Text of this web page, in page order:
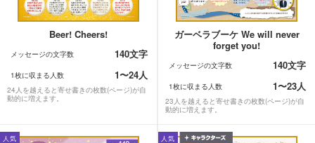
Beer! Cheers!
メッセージの文字数 140文字
1枚に収まる人数 1〜24人
24人を越えると寄せ書きの枚数(ページ)が自
動的に増えます。
ガーベラブーケ We will never
forget you!
メッセージの文字数 140文字
1枚に収まる人数 1〜23人
23人を越えると寄せ書きの枚数(ページ)が自
動的に増えます。
人気 人気